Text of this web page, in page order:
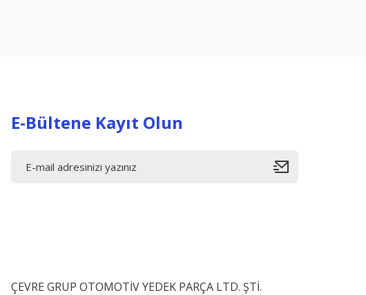
E-Bültene Kayıt Olun
ÇEVRE GRUP OTOMOTİV YEDEK PARÇA LTD. ŞTİ.